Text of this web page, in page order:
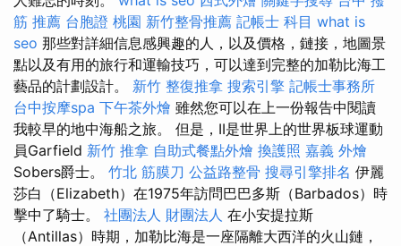
筋 推薦 台胞證 桃園 新竹整骨推薦 記帳士 科目 what is
seo 那些對詳細信息感興趣的人，以及價格，鏈接，地圖景
點以及有用的旅行和運輸技巧，可以達到完整的加勒比海工
藝品的計劃設計。 新竹 整復推拿 搜索引擎 記帳士事務所
台中按摩spa 下午茶外燴 雖然您可以在上一份報告中閱讀
我較早的地中海船之旅。 但是，II是世界上的世界板球運動
員Garfield 新竹 推拿 自助式餐點外燴 換護照 嘉義 外燴
Sobers爵士。 竹北 筋膜刀 公益路整骨 搜尋引擎排名 伊麗
莎白（Elizabeth）在1975年訪問巴巴多斯（Barbados）時
擊中了騎士。 社團法人 財團法人 在小安提拉斯
（Antillas）時期，加勒比海是一座隔離大西洋的火山鏈，